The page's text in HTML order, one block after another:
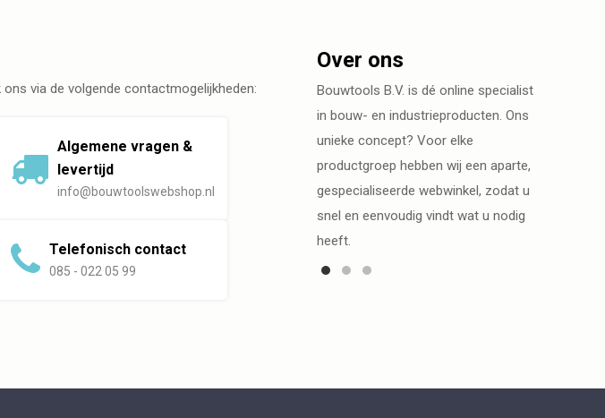
via de volgende contactmogelijkheden:
Algemene vragen &
levertijd
info@bouwtoolswebshop.nl
Telefonisch contact
085 - 022 05 99
Over ons
Bouwtools B.V. is dé online specialist
in bouw- en industrieproducten. Ons
unieke concept? Voor elke
productgroep hebben wij een aparte,
gespecialiseerde webwinkel, zodat u
snel en eenvoudig vindt wat u nodig
heeft.